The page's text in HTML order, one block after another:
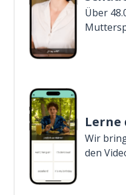
Über
Lerne
Wir
den